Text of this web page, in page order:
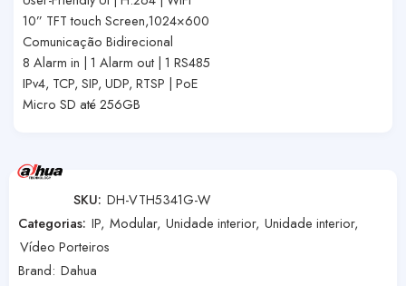
10” TFT touch Screen,1024×600
Comunicação Bidirecional
8 Alarm in | 1 Alarm out | 1 RS485
IPv4, TCP, SIP, UDP, RTSP | PoE
Micro SD até 256GB
SKU: DH-VTH5341G-W
Categorias: IP, Modular, Unidade interior, Unidade interior,
Vídeo Porteiros
Brand: Dahua